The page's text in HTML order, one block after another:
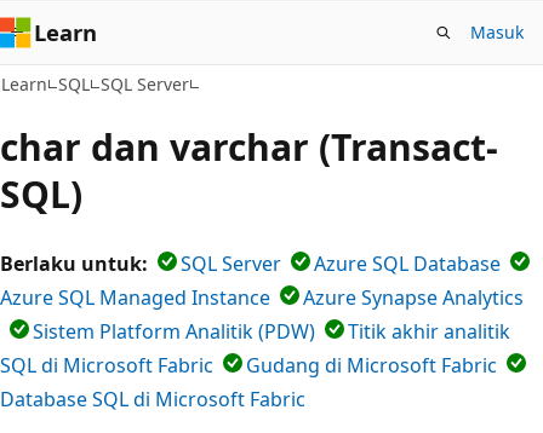
Learn Masuk
Learn SQL SQL Server
char dan varchar (Transact-
SQL)
Berlaku untuk: SQL Server
Azure SQL Database
Azure SQL Managed Instance
Azure Synapse Analytics
Sistem Platform Analitik (PDW)
Titik akhir analitik
SQL di Microsoft Fabric
Gudang di Microsoft Fabric
Database SQL di Microsoft Fabric